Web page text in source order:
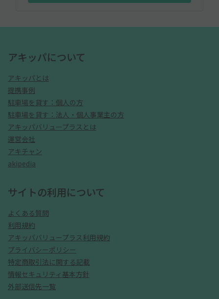
アキッパについて
アキッパとは
提携事例
駐車場を貸す：個人の方
駐車場を貸す：法人・個人事業主の方
アキッパバリュープラスとは
運営会社
アキチャン
akipedia
サイトの利用について
よくある質問
利用規約
アキッパバリュープラス利用規約
プライバシーポリシー
特定商取引法に関する記載
情報セキュリティ基本方針
外部送信先一覧